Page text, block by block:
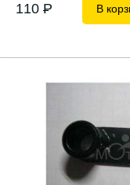
110 P В